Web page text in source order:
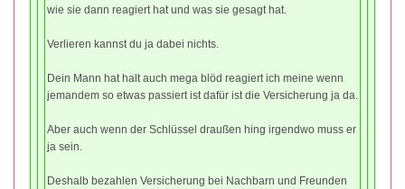
wie sie dann reagiert hat und was sie gesagt hat.
Verlieren kannst du ja dabei nichts.
Dein Mann hat halt auch mega blöd reagiert ich meine wenn
jemandem so etwas passiert ist dafür ist die Versicherung ja da.
Aber auch wenn der Schlüssel draußen hing irgendwo muss er
ja sein.
Deshalb bezahlen Versicherung bei Nachbarn und Freunden